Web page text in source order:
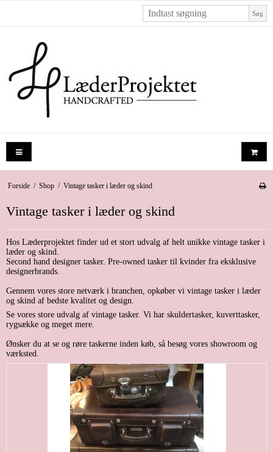
Søg
Forside / Shop / Vintage tasker i læder og skind
Vintage tasker i læder og skind
Hos Læderprojektet finder ud et stort udvalg af helt unikke vintage tasker i
læder og skind.
Second hand designer tasker. Pre-owned tasker til kvinder fra eksklusive
designerbrands.
Gennem vores store netværk i branchen, opkøber vi vintage tasker i læder
og skind af bedste kvalitet og design.
Se vores store udvalg af vintage tasker. Vi har skuldertasker, kuverttasker,
rygsække og meget mere.
Ønsker du at se og røre taskerne inden køb, så besøg vores showroom og
værksted.